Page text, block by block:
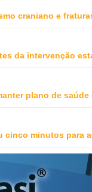
craniano e
da intervenção
plano de
cinco minutos para